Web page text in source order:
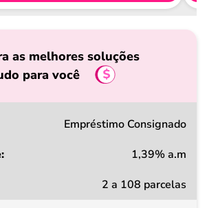
as melhores soluções
para você
Empréstimo Consignado
1,39% a.m
2 a 108 parcelas